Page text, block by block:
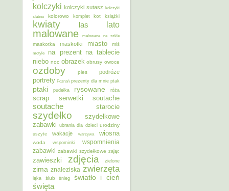
kolczyki kolczyki sutasz kolczyki
ślubne
kolorowo komplet kot książki
kwiaty las lato
malowane malowane na szkle
maskotka maskotki miasto miś
motyle na prezent na tablecie
niebo noc obrazek obrusy owoce
ozdoby pies podróże
portrety Poznań prezenty dla mnie ptak
ptaki pudełka rysowane róża
scrap serwetki soutache
soutache starocie
szydełko
szydełkowe
zabawki ubrania dla dzieci urodziny
uszyte wakacje warzywa wiosna
woda wspominki
wspomnienia
zabawki zabawki szydełkowe zając
zawieszki zdjęcia zielone
zima znaleziska zwierzęta
łąka ślub śnieg światło i cień
święta